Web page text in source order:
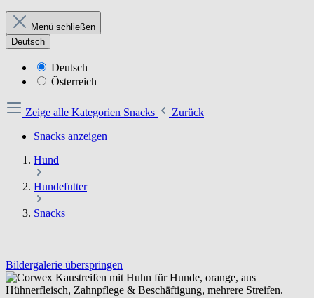
Menü schließen
Deutsch
Deutsch
Österreich
Zeige alle Kategorien Snacks
Zurück
Snacks anzeigen
Hund
Hundefutter
Snacks
Bildergalerie überspringen